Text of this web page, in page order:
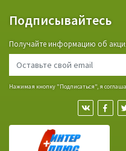
Подписывайтесь
Получайте информацию об
Нажимая кнопку "Подписаться", я